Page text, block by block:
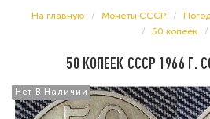
На главную Монеты СССР
50 копеек
50 КОПЕЕК СССР 1966 Г.
Нет В Наличии
Нет В Наличии